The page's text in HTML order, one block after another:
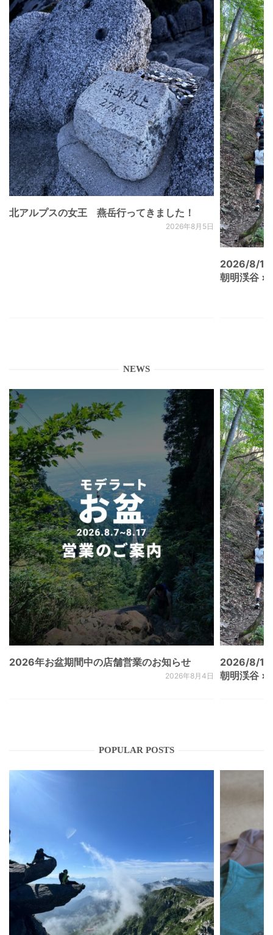
北アルプスの女王 燕岳行ってきました！
2026年8月5日
2026/8/
朝明渓谷 ×
NEWS
2026年お盆期間中の店舗営業のお知らせ
2026年8月4日
2026/8/
朝明渓谷 ×
POPULAR POSTS